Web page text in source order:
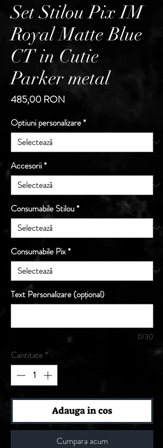
Set Stilou Pix IM
Royal Matte Blue
CT in Cutie
Parker metal
485,00 RON
Optiuni personalizare*
Accesorii*
Consumabile Stilou*
Consumabile Pix*
Text Personalizare (opțional)
0/30
Cantitate *
Adauga in cos
Cumpara acum